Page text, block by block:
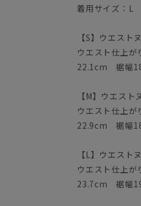
着用サイズ：L
【S】ウエスト
ウエスト仕上
22.1cm 裾幅
【M】ウエス
ウエスト仕上
22.9cm 裾幅
【L】ウエスト
ウエスト仕上
23.7cm 裾幅